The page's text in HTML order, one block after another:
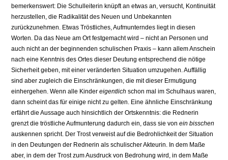
bemerkenswert: Die Schulleiterin knüpft an etwas an, versucht, Kontinuität
herzustellen, die Radikalität des Neuen und Unbekannten
zurückzunehmen. Etwas Tröstliches, Aufmunterndes liegt in diesen
Worten. Da das Neue am Ort festgemacht wird – nicht an Personen und
auch nicht an der beginnenden schulischen Praxis – kann allem Anschein
nach eine Kenntnis des Ortes dieser Deutung entsprechend die nötige
Sicherheit geben, mit einer veränderten Situation umzugehen. Auffällig
sind aber zugleich die Einschränkungen, die mit dieser Ermutigung
einhergehen. Wenn alle Kindereigentlich schon mal im Schulhaus waren,
dann scheint das für einige nicht zu gelten. Eine ähnliche Einschränkung
erfährt die Aussage auch hinsichtlich der Ortskenntnis: die Rednerin
grenzt die tröstliche Aufmunterung dadurch ein, dass sie vonein bisschen
auskennen spricht. Der Trost verweist auf die Bedrohlichkeit der Situation
in den Deutungen der Rednerin als schulischer Akteurin. In dem Maße
aber, in dem der Trost zum Ausdruck von Bedrohung wird, in dem Maße